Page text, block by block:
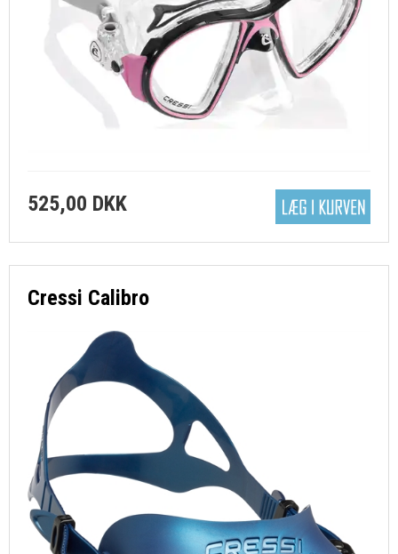
525,00 DKK
Cressi Calibro